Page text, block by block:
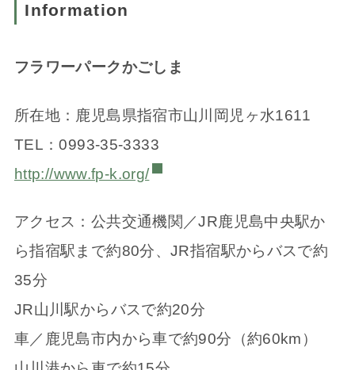
Information
フラワーパークかごしま
所在地：鹿児島県指宿市山川岡児ヶ水1611
TEL：0993-35-3333
http://www.fp-k.org/
アクセス：公共交通機関／JR鹿児島中央駅か
ら指宿駅まで約80分、JR指宿駅からバスで約
35分
JR山川駅からバスで約20分
車／鹿児島市内から車で約90分（約60km）